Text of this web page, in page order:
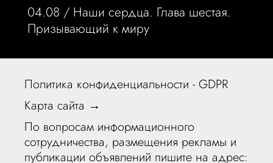
04.08 / Наши сердца. Глава шестая.
Призывающий к миру
Политика конфиденциальности - GDPR
Карта сайта →
По вопросам информационного
сотрудничества, размещения рекламы и
публикации объявлений пишите на адрес: